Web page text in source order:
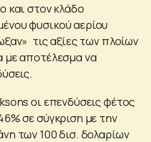
και στον κλάδο
φυσικού αερίου
τις αξίες των πλοίων
με αποτέλεσμα να
οι επενδύσεις φέτος
σε σύγκριση με την
των 100 δισ. δολαρίων